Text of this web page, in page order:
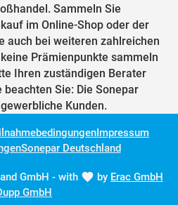
Sammeln Sie
im Online-Shop oder der
auch bei weiteren zahlreichen
Prämienpunkte sammeln
Ihren zuständigen Berater
Sie: Die Sonepar
Kunden.
GmbH - with by Erac GmbH
GmbH
Impressum
Sonepar Deutschland